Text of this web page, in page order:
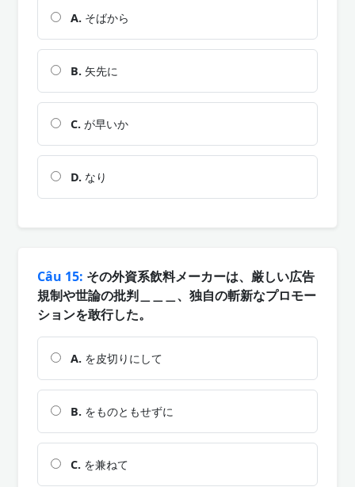
A. そばから
B. 矢先に
C. が早いか
D. なり
Câu 15: その外資系飲料メーカーは、厳しい広告
規制や世論の批判＿＿＿、独自の斬新なプロモー
ションを敢行した。
A. を皮切りにして
B. をものともせずに
C. を兼ねて